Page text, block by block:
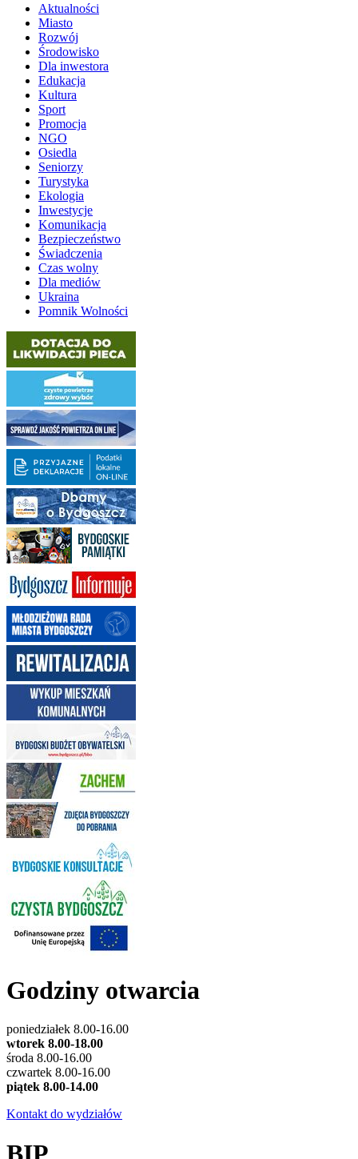
Aktualności
Miasto
Rozwój
Środowisko
Dla inwestora
Edukacja
Kultura
Sport
Promocja
NGO
Osiedla
Seniorzy
Turystyka
Ekologia
Inwestycje
Komunikacja
Bezpieczeństwo
Świadczenia
Czas wolny
Dla mediów
Ukraina
Pomnik Wolności
Godziny otwarcia
poniedziałek 8.00-16.00
wtorek 8.00-18.00
środa 8.00-16.00
czwartek 8.00-16.00
piątek 8.00-14.00
Kontakt do wydziałów